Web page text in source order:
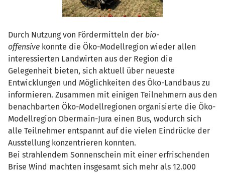
Durch Nutzung von Fördermitteln der bio-
offensive konnte die Öko-Modellregion wieder allen
interessierten Landwirten aus der Region die
Gelegenheit bieten, sich aktuell über neueste
Entwicklungen und Möglichkeiten des Öko-Landbaus zu
informieren. Zusammen mit einigen Teilnehmern aus den
benachbarten Öko-Modellregionen organisierte die Öko-
Modellregion Obermain-Jura einen Bus, wodurch sich
alle Teilnehmer entspannt auf die vielen Eindrücke der
Ausstellung konzentrieren konnten.
Bei strahlendem Sonnenschein mit einer erfrischenden
Brise Wind machten insgesamt sich mehr als 12.000